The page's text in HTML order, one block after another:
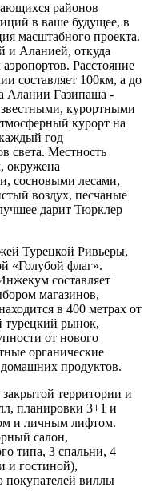
районов
в ваше будущее, в
масштабного проекта.
и Аланией, откуда
Расстояние
составляет 100км, а до
Алании Газипаша -
курортными
курорт на
год
света. Местность
окружена
сосновыми лесами,
воздух, песчаные
дарит Тюрклер
Турецкой Ривьеры,
«Голубой флаг».
составляет
магазинов,
в 400 метрах от
турецкий рынок,
от нового
органические
продуктов.
территории и
планировки 3+1 и
и личным лифтом.
салон,
типа, 3 спальни, 4
и гостиной),
виллы